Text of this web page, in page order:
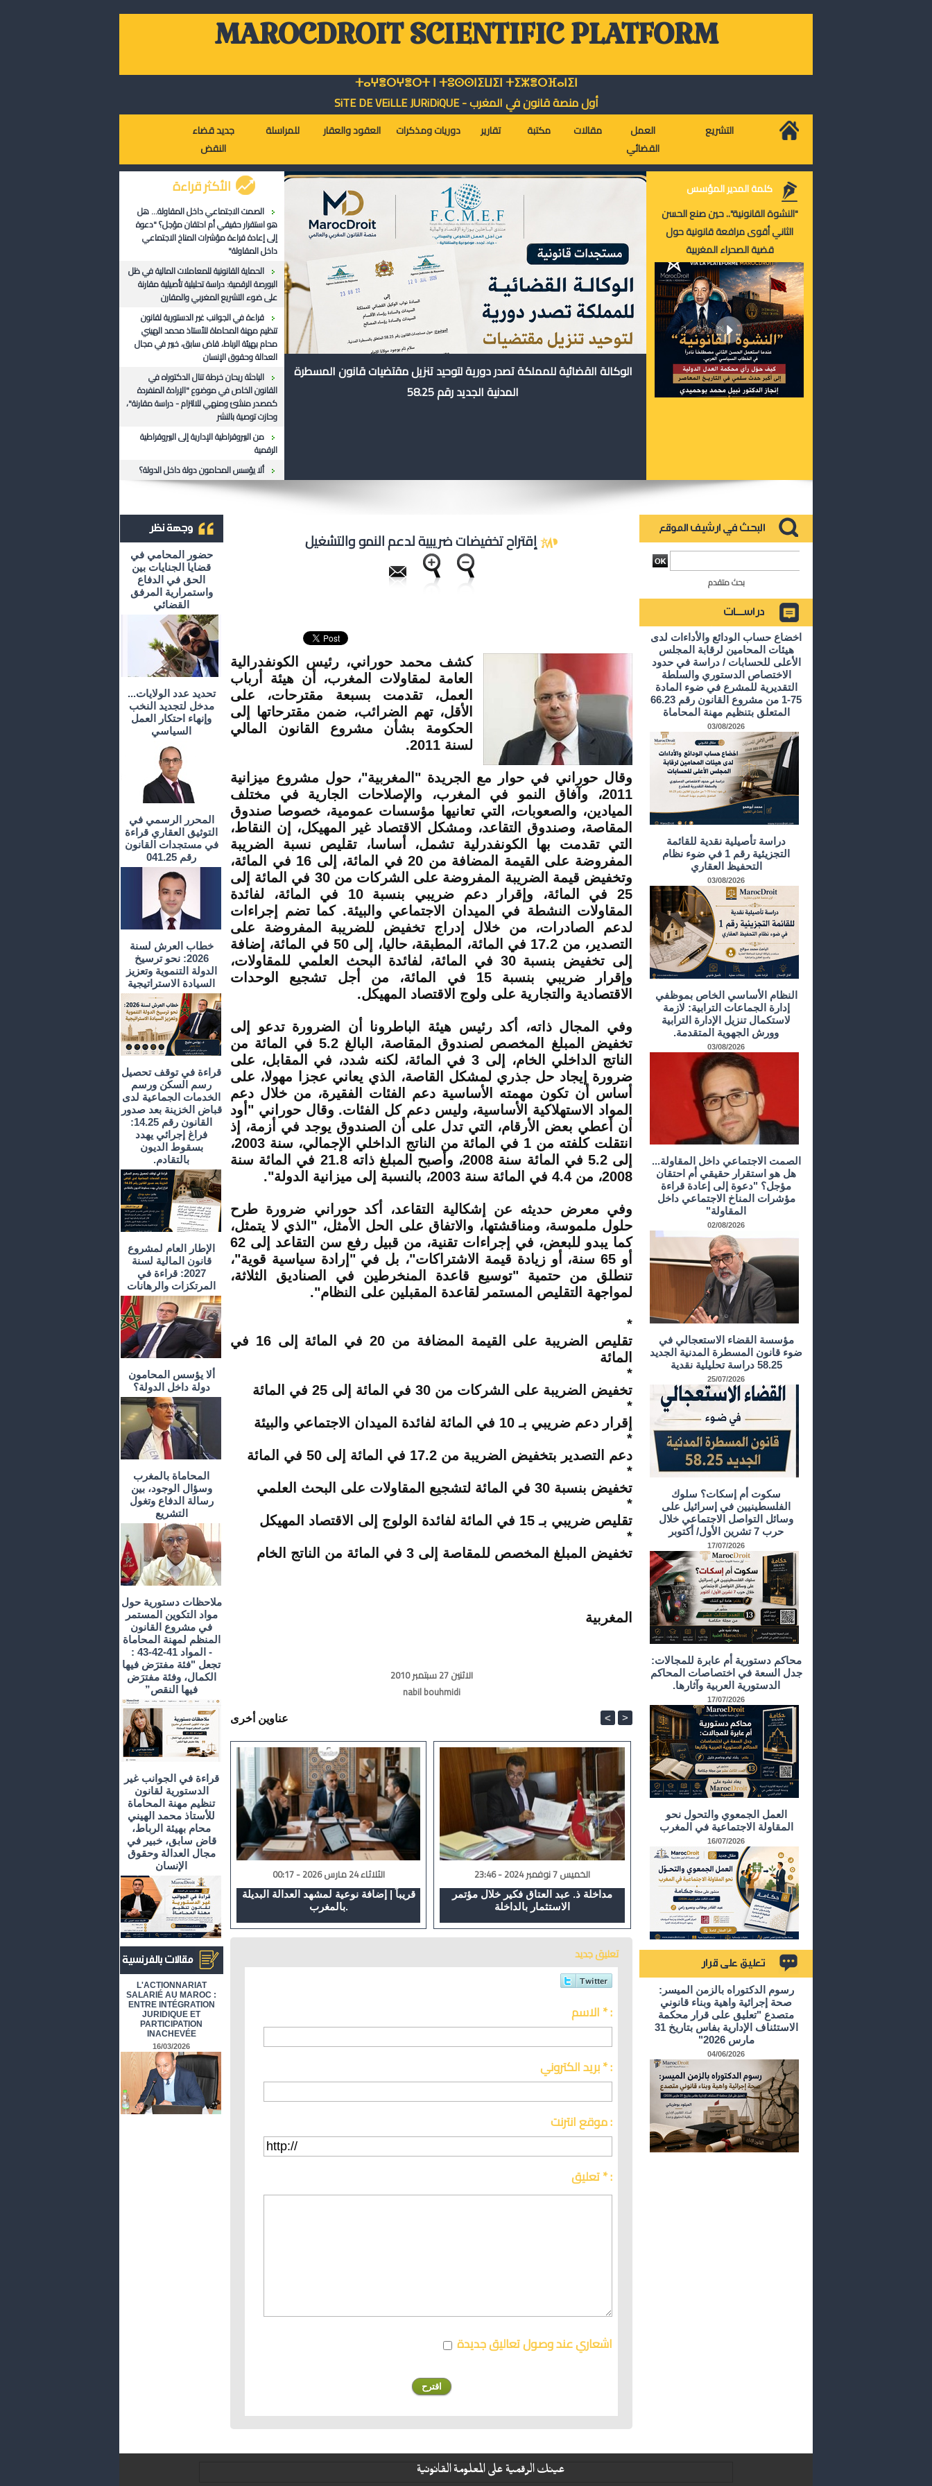
MAROCDROIT SCIENTIFIC PLATFORM
ⵜⴰⵖⴻⵔⵖⴻⵔⵜ ⵏ ⵜⵓⵙⵙⵏⵉⵡⵉⵏ ⵜⵉⵣⴻⵔⴼⴰⵏⵉⵏ
أول منصة قانون في المغرب - SiTE DE VEiLLE JURiDiQUE
جديد قضاء
النقض
للمراسلة العقود والعقار دوريات ومذكرات تقارير مكتبة مقالات
العمل
القضائي
التشريع
الأكثر قراءة
الصمت الاجتماعي داخل المقاولة... هل
هو استقرار حقيقي أم احتقان مؤجل؟ "دعوة
إلى إعادة قراءة مؤشرات المناخ الاجتماعي
داخل المقاولة"
الحماية القانونية للمعاملات المالية في ظل
البورصة الرقمية: دراسة تحليلية تأصيلية مقارنة
على ضوء التشريع المغربي والمقارن
قراءة في الجوانب غير الدستورية لقانون
تنظيم مهنة المحاماة للأستاذ محمد الهيني
محام بهيئة الرباط، قاض سابق، خبير في مجال
العدالة وحقوق الإنسان
الباحثة ريحان خرطة تنال الدكتوراه في
القانون الخاص في موضوع "الإرادة المنفردة
كمصدر منشئ ومنهي للالتزام - دراسة مقارنة"،
وحازت توصية بالنشر
من البيروقراطية الإدارية إلى البيروقراطية
الرقمية
ألا يؤسس المحامون دولة داخل الدولة؟
الوكالة القضائية للمملكة تصدر دورية لتوحيد تنزيل مقتضيات قانون المسطرة
المدنية الجديد رقم 58.25
كلمة المدير المؤسس
"النشوة القانونية".. حين صنع الحسن
الثاني أقوى مرافعة قانونية حول
قضية الصحراء المغربية
حضور المحامي في
قضايا الجنايات بين
الحق في الدفاع
واستمرارية المرفق
القضائي
تحديد عدد الولايات...
مدخل لتجديد النخب
وإنهاء احتكار العمل
السياسي
المحرر الرسمي في
التوثيق العقاري قراءة
في مستجدات القانون
رقم 041.25
خطاب العرش لسنة
2026: نحو ترسيخ
الدولة التنموية وتعزيز
السيادة الاستراتيجية
قراءة في توقف تحصيل
رسم السكن ورسم
الخدمات الجماعية لدى
قباض الخزينة بعد صدور
القانون رقم 14.25:
فراغ إجرائي يهدد
بسقوط الديون
بالتقادم.
الإطار العام لمشروع
قانون المالية لسنة
2027: قراءة في
المرتكزات والرهانات
ألا يؤسس المحامون
دولة داخل الدولة؟
المحاماة بالمغرب
وسؤال الوجود، بين
رسالة الدفاع وتغول
التشريع
ملاحظات دستورية حول
مواد التكوين المستمر
في مشروع القانون
المنظم لمهنة المحاماة
- المواد 41-42-43 :
تجعل "فئة مفترَض فيها
الكمال، وفئة مفترَض
فيها النقص”
قراءة في الجوانب غير
الدستورية لقانون
تنظيم مهنة المحاماة
للأستاذ محمد الهيني
محام بهيئة الرباط،
قاض سابق، خبير في
مجال العدالة وحقوق
الإنسان
L'ACTIONNARIAT
SALARIÉ AU MAROC :
ENTRE INTÉGRATION
JURIDIQUE ET
PARTICIPATION
INACHEVÉE
16/03/2026
إقتراح تخفيضات ضريبية لدعم النمو والتشغيل
كشف محمد حوراني، رئيس الكونفدرالية
العامة لمقاولات المغرب، أن هيئة أرباب
العمل، تقدمت بسبعة مقترحات، على
الأقل، تهم الضرائب، ضمن مقترحاتها إلى
الحكومة بشأن مشروع القانون المالي
لسنة 2011.
وقال حوراني في حوار مع الجريدة "المغربية"، حول مشروع ميزانية
2011، وآفاق النمو في المغرب، والإصلاحات الجارية في مختلف
الميادين، والصعوبات، التي تعانيها مؤسسات عمومية، خصوصا صندوق
المقاصة، وصندوق التقاعد، ومشكل الاقتصاد غير المهيكل، إن النقاط،
التي تقدمت بها الكونفدرلية تشمل، أساسا، تقليص نسبة الضريبة
المفروضة على القيمة المضافة من 20 في المائة، إلى 16 في المائة،
وتخفيض قيمة الضريبة المفروضة على الشركات من 30 في المائة إلى
25 في المائة، وإقرار دعم ضريبي بنسبة 10 في المائة، لفائدة
المقاولات النشطة في الميدان الاجتماعي والبيئة. كما تضم إجراءات
لدعم الصادرات، من خلال إدراج تخفيض للضريبة المفروضة على
التصدير، من 17.2 في المائة، المطبقة، حاليا، إلى 50 في المائة، إضافة
إلى تخفيض بنسبة 30 في المائة، لفائدة البحث العلمي للمقاولات،
وإقرار ضريبي بنسبة 15 في المائة، من أجل تشجيع الوحدات
الاقتصادية والتجارية على ولوج الاقتصاد المهيكل.
وفي المجال ذاته، أكد رئيس هيئة الباطرونا أن الضرورة تدعو إلى
تخفيض المبلغ المخصص لصندوق المقاصة، البالغ 5.2 في المائة من
الناتج الداخلي الخام، إلى 3 في المائة، لكنه شدد، في المقابل، على
ضرورة إيجاد حل جذري لمشكل القاصة، الذي يعاني عجزا مهولا، على
أساس أن تكون مهمته الأساسية دعم الفئات الفقيرة، من خلال دعم
المواد الاستهلاكية الأساسية، وليس دعم كل الفئات. وقال حوراني "أود
أن أعطي بعض الأرقام، التي تدل على أن الصندوق يوجد في أزمة، إذ
انتقلت كلفته من 1 في المائة من الناتج الداخلي الإجمالي، سنة 2003،
إلى 5.2 في المائة سنة 2008، وأصبح المبلغ ذاته 21.8 في المائة سنة
2008، من 4.4 في المائة سنة 2003، بالنسبة إلى ميزانية الدولة".
وفي معرض حديثه عن إشكالية التقاعد، أكد حوراني ضرورة طرح
حلول ملموسة، ومناقشتها، والاتفاق على الحل الأمثل، "الذي لا يتمثل،
كما يبدو للبعض، في إجراءات تقنية، من قبيل رفع سن التقاعد إلى 62
أو 65 سنة، أو زيادة قيمة الاشتراكات"، بل في "إرادة سياسية قوية"،
تنطلق من حتمية "توسيع قاعدة المنخرطين في الصناديق الثلاثة،
لمواجهة التقليص المستمر لقاعدة المقبلين على النظام".
*
تقليص الضريبة على القيمة المضافة من 20 في المائة إلى 16 في
المائة
*
تخفيض الضريبة على الشركات من 30 في المائة إلى 25 في المائة
*
إقرار دعم ضريبي بـ 10 في المائة لفائدة الميدان الاجتماعي والبيئة
*
دعم التصدير بتخفيض الضريبة من 17.2 في المائة إلى 50 في المائة
*
تخفيض بنسبة 30 في المائة لتشجيع المقاولات على البحث العلمي
*
تقليص ضريبي بـ 15 في المائة لفائدة الولوج إلى الاقتصاد المهيكل
*
تخفيض المبلغ المخصص للمقاصة إلى 3 في المائة من الناتج الخام
المغربية
الاثنين 27 سبتمبر 2010
nabil bouhmidi
عناوين أخرى < >
الثلاثاء 24 مارس 2026 - 00:17
قريباً | إضافة نوعية لمشهد العدالة البديلة
بالمغرب.
الخميس 7 نوفمبر 2024 - 23:46
مداخلة ذ. عبد العتاق فكير خلال مؤتمر
الاستثمار بالداخلة
تعليق جديد
الاسم * :
بريد الكتروني * :
موقع انترنت :
تعليق * :
اشعاري عند وصول تعاليق جديدة
بحث متقدم
اخضاع حساب الودائع والأداءات لدى
هيئات المحامين لرقابة المجلس
الأعلى للحسابات / دراسة في حدود
الاختصاص الدستوري والسلطة
التقديرية للمشرع في ضوء المادة
75-1 من مشروع القانون رقم 66.23
المتعلق بتنظيم مهنة المحاماة
03/08/2026
دراسة تأصيلية نقدية للقائمة
التجزيئية رقم 1 في ضوء نظام
التحفيظ العقاري
03/08/2026
النظام الأساسي الخاص بموظفي
إدارة الجماعات الترابية: لازمة
لاستكمال تنزيل الإدارة الترابية
وورش الجهوية المتقدمة.
03/08/2026
الصمت الاجتماعي داخل المقاولة...
هل هو استقرار حقيقي أم احتقان
مؤجل؟ "دعوة إلى إعادة قراءة
مؤشرات المناخ الاجتماعي داخل
المقاولة"
02/08/2026
مؤسسة القضاء الاستعجالي في
ضوء قانون المسطرة المدنية الجديد
58.25 دراسة تحليلية نقدية
25/07/2026
سكوت أم إسكات؟ سلوك
الفلسطينيين في إسرائيل على
وسائل التواصل الاجتماعي خلال
حرب 7 تشرين الأول/ أكتوبر
17/07/2026
محاكم دستورية أم عابرة للمجالات:
جدل السعة في اختصاصات المحاكم
الدستورية العربية وآثارها.
17/07/2026
العمل الجمعوي والتحول نحو
المقاولة الاجتماعية في المغرب
16/07/2026
رسوم الدكتوراه بالزمن الميسر:
صحة إجرائية واهية وبناء قانوني
متصدع "تعليق على قرار محكمة
الاستئناف الإدارية بفاس بتاريخ 31
مارس 2026"
04/06/2026
عينك الرقمية على المعلومة القانونية